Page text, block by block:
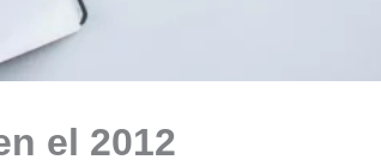
el 2012